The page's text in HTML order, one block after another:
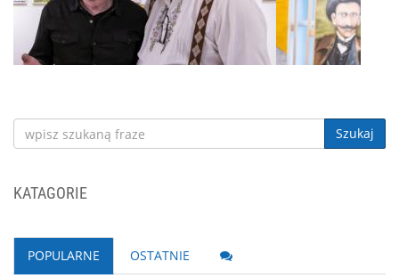
Szukaj
KATAGORIE
POPULARNE OSTATNIE